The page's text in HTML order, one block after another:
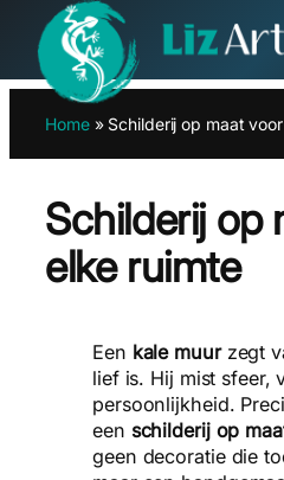
naar
de
Home» Schilderij op maat
Schilderij op
elke ruimte
Een kale muurzegt
lief is. Hij mist sfeer,
persoonlijkheid.
een schilderij op
geen decoratie die